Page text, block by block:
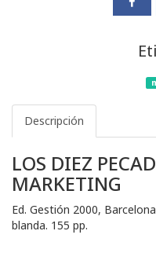
Descripción
LOS DIEZ
MARKETING
Ed. Gestión 2000,
blanda. 155 pp.